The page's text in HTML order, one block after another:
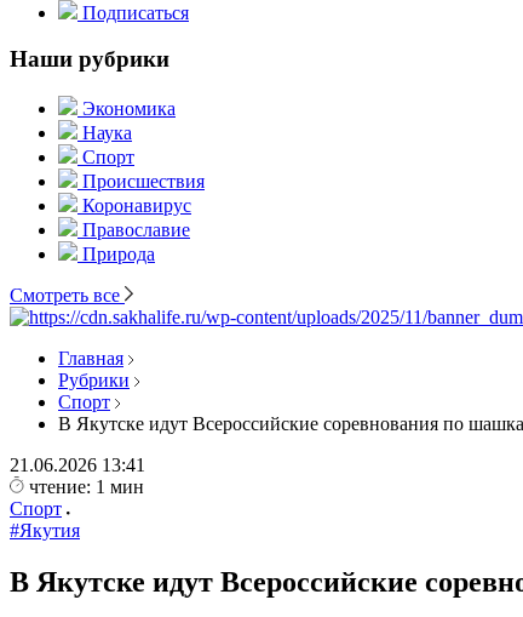
Подписаться
Наши рубрики
Экономика
Наука
Спорт
Происшествия
Коронавирус
Православие
Природа
Смотреть все
Главная
Рубрики
Спорт
В Якутске идут Всероссийские соревнования по
21.06.2026 13:41
чтение: 1 мин
Спорт
#Якутия
В Якутске идут Всероссийские